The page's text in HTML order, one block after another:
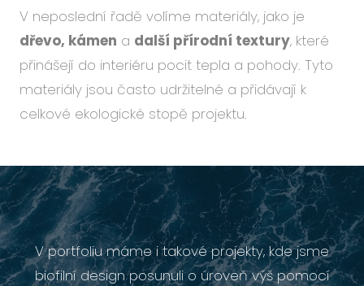
V neposlední řadě volíme materiály, jako je
dřevo, kámen a další přírodní textury, které
přinášejí do interiéru pocit tepla a pohody. Tyto
materiály jsou často udržitelné a přidávají k
celkové ekologické stopě projektu.
V portfoliu máme i takové projekty, kde jsme
biofilní design posunuli o úroveň výš pomocí